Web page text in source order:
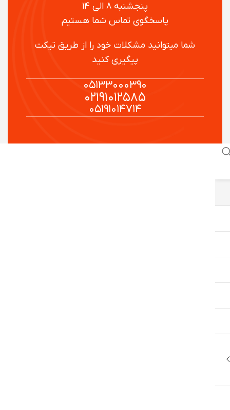
پنجشنبه ۸ الی ۱۴
پاسخگوی تماس شما هستیم
شما میتوانید مشکلات خود را از طریق تیکت
پیگیری کنید
۰۵۱۳۳۰۰۰۳۹۰
۰۲۱۹۱۰۱۲۵۸۵
۰۵۱۹۱۰۱۴۷۱۴